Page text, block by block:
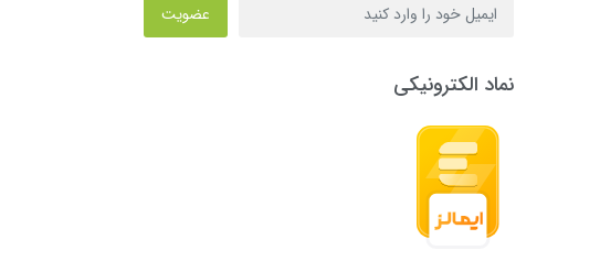
عضویت
نماد الکترونیکی